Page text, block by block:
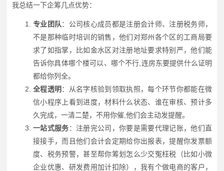
我总结一下企筹几点优势：
专业团队：公司核心成员都是注册会计师、注册税务师，
不是那种临时培训的销售，他们对郑州各个区的工商局要
求了如指掌，比如金水区对注册地址要求特别严，他们能
告诉你具体哪个楼可以、哪个不行,连房东要提供什么证明
都给你列全。
全程透明：从名字核验到领取执照，每个环节你都能在微
信小程序上看到进度，材料什么状态、谁在审核、预计多
久完成，一清二楚，不用你催,他们会主动发提醒。
一站式服务：注册完公司，你要是需要代理记账，他们直
接接手，而且他们会计会定期给你出报表，提醒你发票额
度、税务预警，甚至帮你筹划怎么少交冤枉税（比如小微
企业优惠、研发费用加计扣除），我有个做电商的客户，